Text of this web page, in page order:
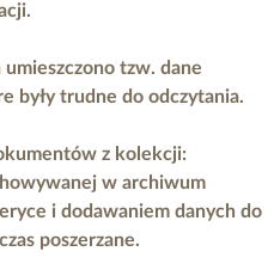
tzw. dane
były trudne do odczytania.
z kolekcji:
w archiwum
i dodawaniem danych do
poszerzane.